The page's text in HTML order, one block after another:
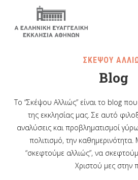
ΣΚΕΨΟΥ
Blog
Το “Σκέψου Αλλιώς” είναι το blog
της εκκλησίας μας. Σε αυτό
αναλύσεις και προβληματισμοί
πολιτισμό, την
“σκεφτούμε αλλιώς”, να
Χριστού μες στην